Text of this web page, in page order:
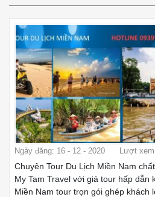
Ngày đăng: 16 - 12 - 2020 Lượt
Chuyên Tour Du Lịch Miền Nam
My Tam Travel với giá tour hấp dẫn
Miền Nam tour trọn gói ghép khách